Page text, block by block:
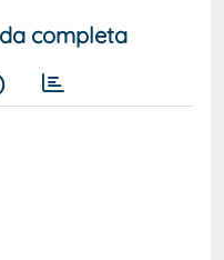
completa